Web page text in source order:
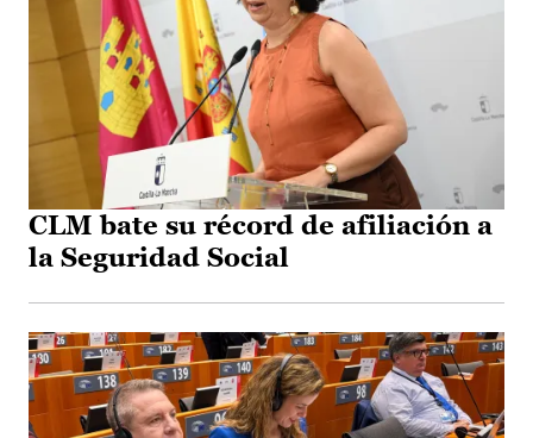
CLM bate su récord de afiliación a
la Seguridad Social